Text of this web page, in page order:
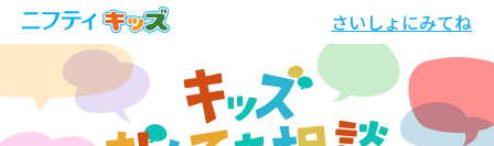
さいしょにみてね